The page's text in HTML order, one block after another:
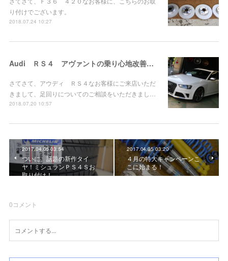
り付けでございます。
2018.07.24 10:27
Audi ＲＳ４ アヴァントの乗り心地改善計画！
さてさて、アウディ ＲＳ４なお客様にご来店いただ
きまして、足回りについてのご相談をいただきまし…
2018.07.20 10:57
2017.04.06 03:54
ついに、話題の新作タイ
ヤ！ミシュランＰＳ４Ｓお
取り付け！
2017.04.05 03:20
４月の特大キャンペーンこ
こに始まる！
0コメント